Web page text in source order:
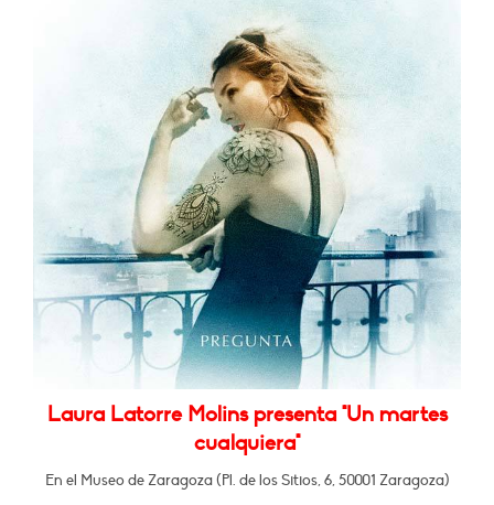
Laura Latorre Molins presenta "Un martes
cualquiera"
En el Museo de Zaragoza (Pl. de los Sitios, 6, 50001 Zaragoza)